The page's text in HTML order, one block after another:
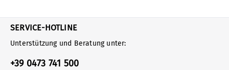
SERVICE-HOTLINE
Unterstützung und Beratung unter:
+39 0473 741 500